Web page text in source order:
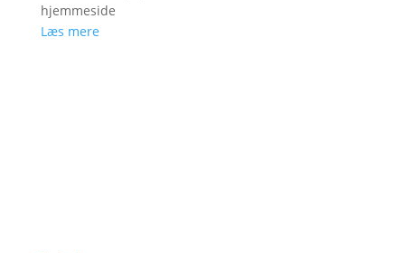
hjemmeside
Læs mere